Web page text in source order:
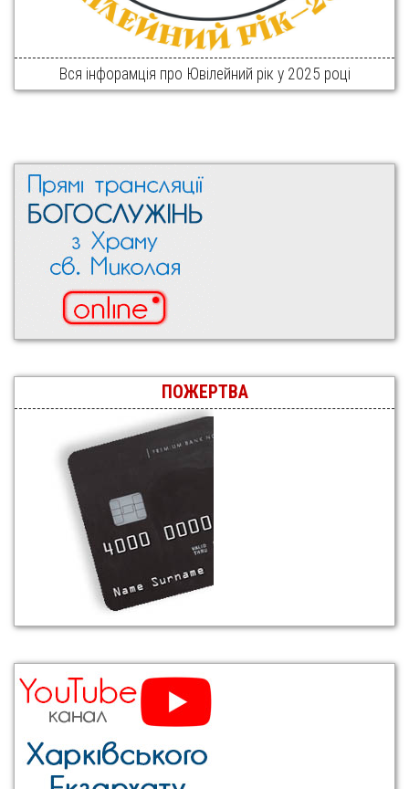
Вся інфорамція про Ювілейний рік у 2025 році
ПОЖЕРТВА